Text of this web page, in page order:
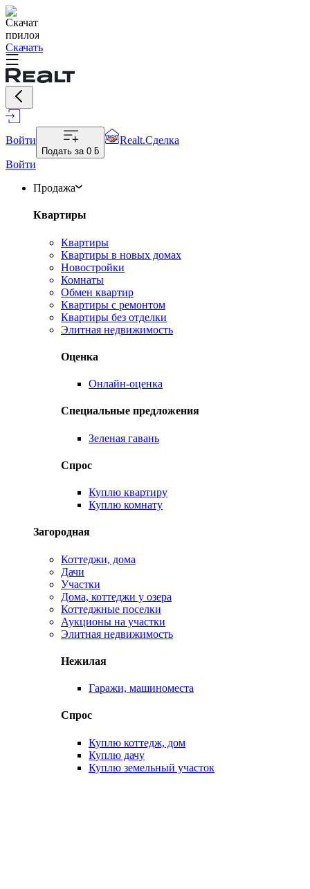
Скачать
Войти
Подать за 0 ƃ
Realt.Сделка
Войти
Продажа
Квартиры
Квартиры
Квартиры в новых домах
Новостройки
Комнаты
Обмен квартир
Квартиры с ремонтом
Квартиры без отделки
Элитная недвижимость
Оценка
Онлайн-оценка
Специальные предложения
Зеленая гавань
Спрос
Куплю квартиру
Куплю комнату
Загородная
Коттеджи, дома
Дачи
Участки
Дома, коттеджи у озера
Коттеджные поселки
Аукционы на участки
Элитная недвижимость
Нежилая
Гаражи, машиноместа
Спрос
Куплю коттедж, дом
Куплю дачу
Куплю земельный участок